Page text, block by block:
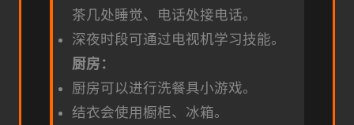
茶几处睡觉、电话处接电话。
深夜时段可通过电视机学习技能。
厨房：
厨房可以进行洗餐具小游戏。
结衣会使用橱柜、冰箱。